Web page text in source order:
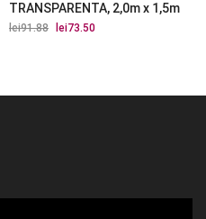
TRANSPARENTA, 2,0m x 1,5m
lei91.88
Prețul
lei73.50